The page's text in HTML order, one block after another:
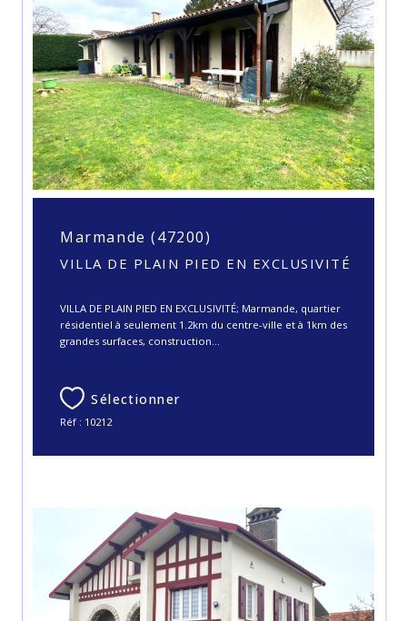
Marmande (47200)
VILLA DE PLAIN PIED EN EXCLUSIVITÉ
VILLA DE PLAIN PIED EN EXCLUSIVITÉ; Marmande, quartier
résidentiel à seulement 1.2km du centre-ville et à 1km des
grandes surfaces, construction...
Sélectionner
Réf : 10212